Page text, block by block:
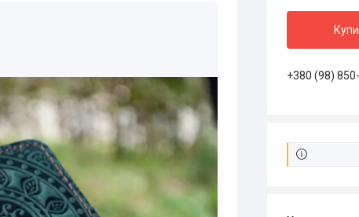
+380 (98)